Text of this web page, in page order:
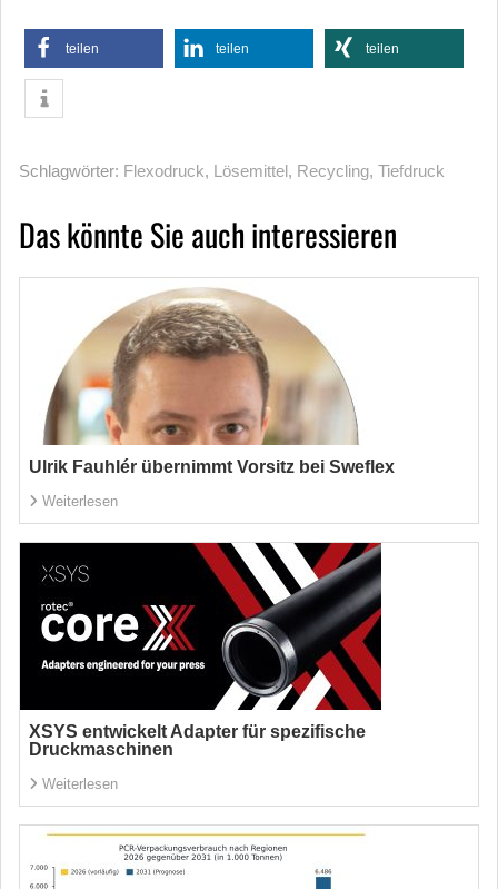
teilen teilen teilen
Schlagwörter: Flexodruck, Lösemittel, Recycling, Tiefdruck
Das könnte Sie auch interessieren
Ulrik Fauhlér übernimmt Vorsitz bei Sweflex
Weiterlesen
XSYS entwickelt Adapter für spezifische
Druckmaschinen
Weiterlesen